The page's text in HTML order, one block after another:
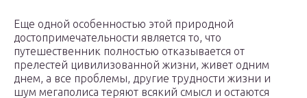
Еще одной особенностью этой природной
достопримечательности является то, что
путешественник полностью отказывается от
прелестей цивилизованной жизни, живет одним
днем, а все проблемы, другие трудности жизни и
шум мегаполиса теряют всякий смысл и остаются